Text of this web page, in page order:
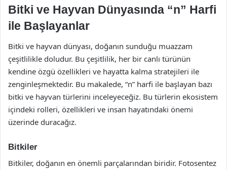
Bitki ve Hayvan Dünyasında “n” Harfi
ile Başlayanlar
Bitki ve hayvan dünyası, doğanın sunduğu muazzam
çeşitlilikle doludur. Bu çeşitlilik, her bir canlı türünün
kendine özgü özellikleri ve hayatta kalma stratejileri ile
zenginleşmektedir. Bu makalede, “n” harfi ile başlayan bazı
bitki ve hayvan türlerini inceleyeceğiz. Bu türlerin ekosistem
içindeki rolleri, özellikleri ve insan hayatındaki önemi
üzerinde duracağız.
Bitkiler
Bitkiler, doğanın en önemli parçalarından biridir. Fotosentez